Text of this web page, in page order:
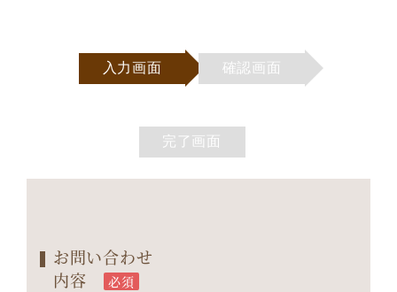
入力画面 確認画面
完了画面
お問い合わせ
内容
必須